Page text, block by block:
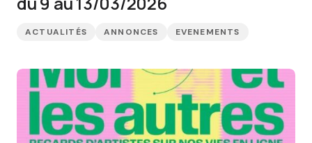
ACTUALITÉS ANNONCES EVENEMENTS